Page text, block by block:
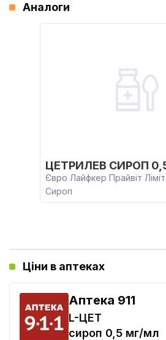
Аналоги
ЦЕТРИЛЕВ СИРОП
Євро Лайфкер Прайвіт
Сироп
Ціни в аптеках
Aптека 911
L-ЦЕТ
сироп 0,5 мг/мл